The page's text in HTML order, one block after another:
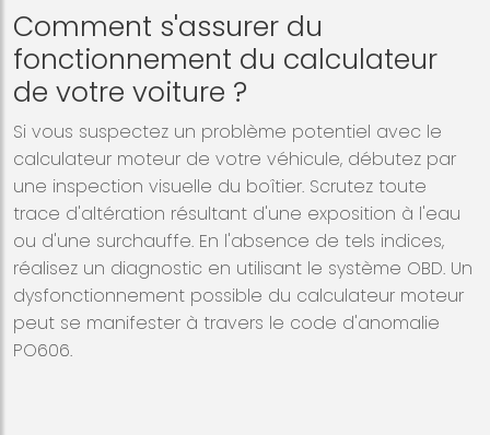
Comment s'assurer du
fonctionnement du calculateur
de votre voiture ?
Si vous suspectez un problème potentiel avec le
calculateur moteur de votre véhicule, débutez par
une inspection visuelle du boîtier. Scrutez toute
trace d'altération résultant d'une exposition à l'eau
ou d'une surchauffe. En l'absence de tels indices,
réalisez un diagnostic en utilisant le système OBD. Un
dysfonctionnement possible du calculateur moteur
peut se manifester à travers le code d'anomalie
PO606.